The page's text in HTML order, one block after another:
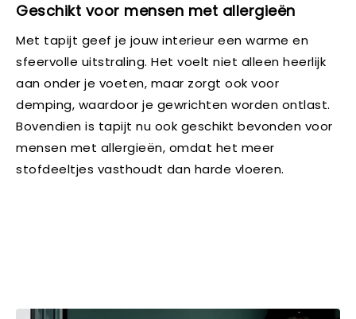
Geschikt voor mensen met allergieën
Met tapijt geef je jouw interieur een warme en
sfeervolle uitstraling. Het voelt niet alleen heerlijk
aan onder je voeten, maar zorgt ook voor
demping, waardoor je gewrichten worden ontlast.
Bovendien is tapijt nu ook geschikt bevonden voor
mensen met allergieën, omdat het meer
stofdeeltjes vasthoudt dan harde vloeren.